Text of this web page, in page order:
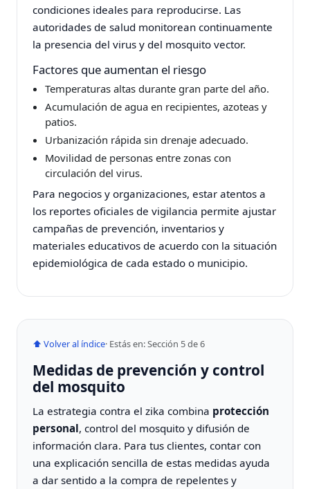
condiciones ideales para reproducirse. Las
autoridades de salud monitorean continuamente
la presencia del virus y del mosquito vector.
Factores que aumentan el riesgo
Temperaturas altas durante gran parte del año.
Acumulación de agua en recipientes, azoteas y
patios.
Urbanización rápida sin drenaje adecuado.
Movilidad de personas entre zonas con
circulación del virus.
Para negocios y organizaciones, estar atentos a
los reportes oficiales de vigilancia permite ajustar
campañas de prevención, inventarios y
materiales educativos de acuerdo con la situación
epidemiológica de cada estado o municipio.
⬆ Volver al índice· Estás en: Sección 5 de 6
Medidas de prevención y control
del mosquito
La estrategia contra el zika combina protección
personal, control del mosquito y difusión de
información clara. Para tus clientes, contar con
una explicación sencilla de estas medidas ayuda
a dar sentido a la compra de repelentes y